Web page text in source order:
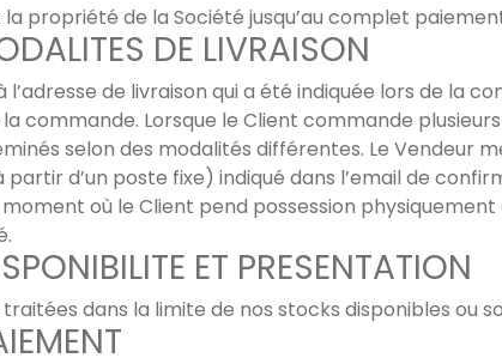
propriété de la Société jusqu’au complet
DE LIVRAISON
l’adresse de livraison qui a été indiquée lors de la
commande. Lorsque le Client commande
selon des modalités différentes. Le Vendeur
d’un poste fixe) indiqué dans l’email de
où le Client pend possession
ET PRESENTATION
dans la limite de nos stocks disponibles ou